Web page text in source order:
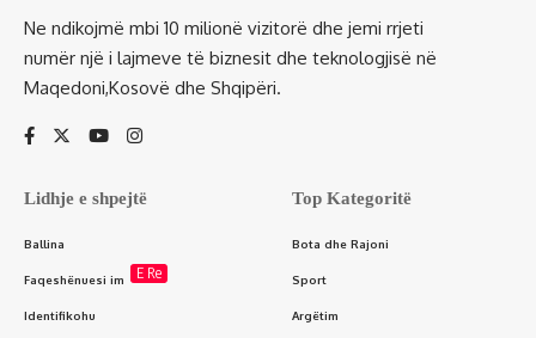
Ne ndikojmë mbi 10 milionë vizitorë dhe jemi rrjeti
numër një i lajmeve të biznesit dhe teknologjisë në
Maqedoni,Kosovë dhe Shqipëri.
Lidhje e shpejtë
Ballina
Faqeshënuesi im E Re
Identifikohu
Top Kategoritë
Bota dhe Rajoni
Sport
Argëtim